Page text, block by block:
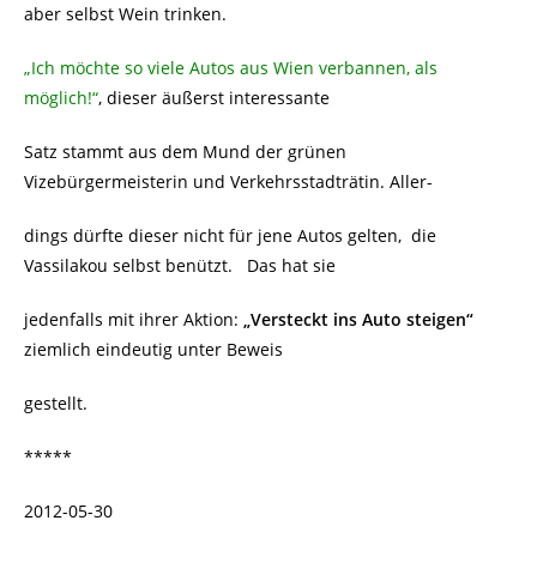
aber selbst Wein trinken.
„Ich möchte so viele Autos aus Wien verbannen, als
möglich!“, dieser äußerst interessante
Satz stammt aus dem Mund der grünen
Vizebürgermeisterin und Verkehrsstadträtin. Aller-
dings dürfte dieser nicht für jene Autos gelten, die
Vassilakou selbst benützt. Das hat sie
jedenfalls mit ihrer Aktion: „Versteckt ins Auto steigen“
ziemlich eindeutig unter Beweis
gestellt.
*****
2012-05-30